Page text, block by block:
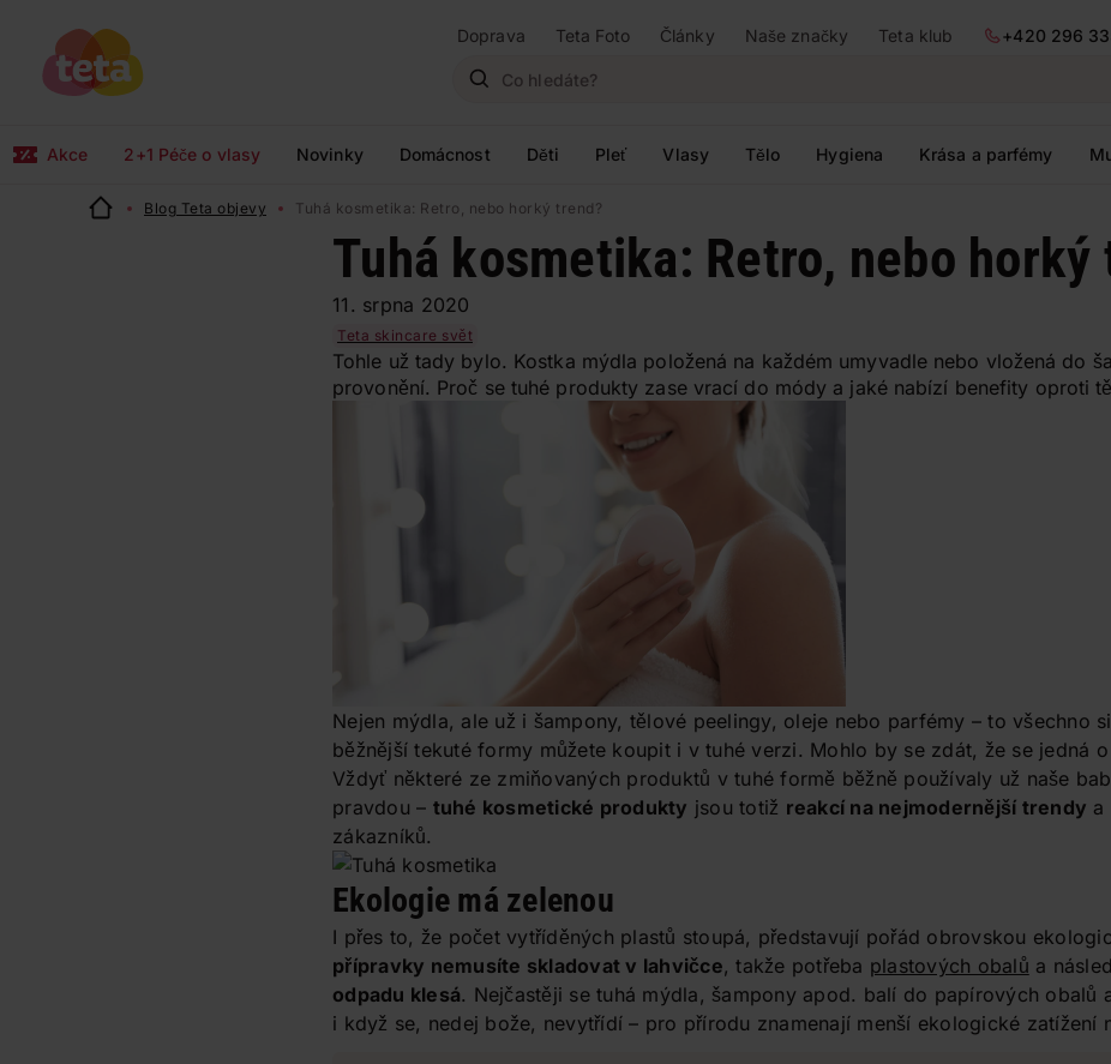
Doprava Teta Foto Články Naše značky Teta klub
+420 296
Akce 2+1 Péče o vlasy Novinky Domácnost Děti Pleť Vlasy Tělo Hygiena Krása a parfémy
Blog Teta objevy Tuhá kosmetika: Retro, nebo horký trend?
Tuhá kosmetika: Retro, nebo horký
11. srpna 2020
Teta skincare svět
Tohle už tady bylo. Kostka mýdla položená na každém umyvadle nebo vložená do
provonění. Proč se tuhé produkty zase vrací do módy a jaké nabízí benefity oproti
Nejen mýdla, ale už i šampony, tělové peelingy, oleje nebo parfémy – to všechno
běžnější tekuté formy můžete koupit i v tuhé verzi. Mohlo by se zdát, že se jedná
Vždyť některé ze zmiňovaných produktů v tuhé formě běžně používaly už naše
pravdou – tuhé kosmetické produkty jsou totiž reakcí na nejmodernější trendy a
zákazníků.
Ekologie má zelenou
I přes to, že počet vytříděných plastů stoupá, představují pořád obrovskou
přípravky nemusíte skladovat v lahvičce, takže potřeba plastových obalů a
odpadu klesá. Nejčastěji se tuhá mýdla, šampony apod. balí do papírových obalů
i když se, nedej bože, nevytřídí – pro přírodu znamenají menší ekologické zatížení